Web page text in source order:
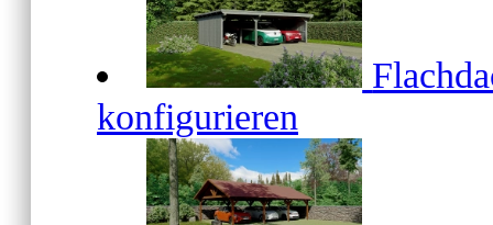
konfigurieren